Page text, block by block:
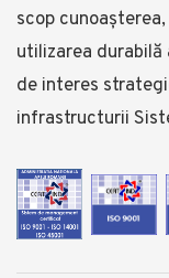
scop
utilizarea durabilă
de interes
infrastructurii